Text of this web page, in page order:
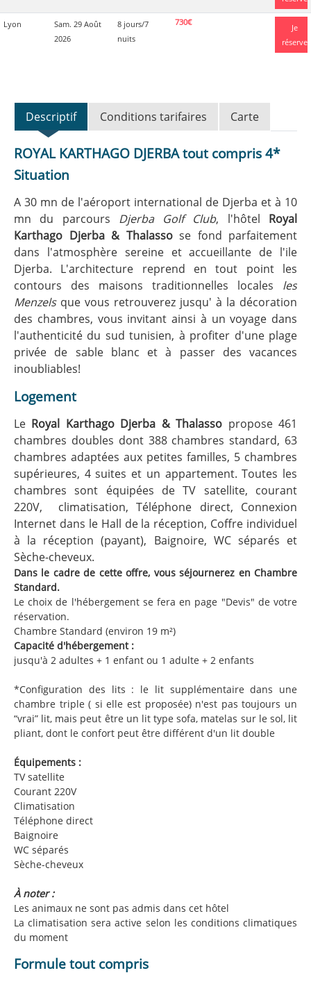
Lyon
Sam. 29 Août
2026
8 jours/7
nuits
730€
Je
réserve
Descriptif Conditions tarifaires Carte
ROYAL KARTHAGO DJERBA tout compris 4*
Situation
A 30 mn de l'aéroport international de Djerba et à 10
mn du parcours Djerba Golf Club, l'hôtel Royal
Karthago Djerba & Thalassose fond parfaitement
dans l'atmosphère sereine et accueillante de l'ile
Djerba. L'architecture reprend en tout point les
contours des maisons traditionnelles locales les
Menzelsque vous retrouverez jusqu' à la décoration
des chambres, vous invitant ainsi à un voyage dans
l'authenticité du sud tunisien, à profiter d'une plage
privée de sable blanc et à passer des vacances
inoubliables!
Logement
Le Royal Karthago Djerba & Thalasso propose 461
chambres doubles dont 388 chambres standard, 63
chambres adaptées aux petites familles, 5 chambres
supérieures, 4 suites et un appartement. Toutes les
chambres sont équipées de TV satellite, courant
220V, climatisation, Téléphone direct, Connexion
Internet dans le Hall de la réception, Coffre individuel
à la réception (payant), Baignoire, WC séparés et
Sèche-cheveux.
Dans le cadre de cette offre, vous séjournerez en Chambre
Standard.
Le choix de l'hébergement se fera en page "Devis" de votre
réservation.
Chambre Standard (environ 19 m²)
Capacité d'hébergement :
jusqu'à 2 adultes + 1 enfant ou 1 adulte + 2 enfants
*Configuration des lits : le lit supplémentaire dans une
chambre triple ( si elle est proposée) n'est pas toujours un
“vrai” lit, mais peut être un lit type sofa, matelas sur le sol, lit
pliant, dont le confort peut être différent d'un lit double
Équipements :
TV satellite
Courant 220V
Climatisation
Téléphone direct
Baignoire
WC séparés
Sèche-cheveux
À noter :
Les animaux ne sont pas admis dans cet hôtel
La climatisation sera active selon les conditions climatiques
du moment
Formule tout compris